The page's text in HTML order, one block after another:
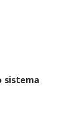
sistema